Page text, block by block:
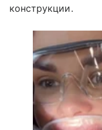
конструкции.